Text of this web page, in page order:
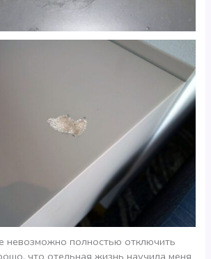
невозможно полностью отключить